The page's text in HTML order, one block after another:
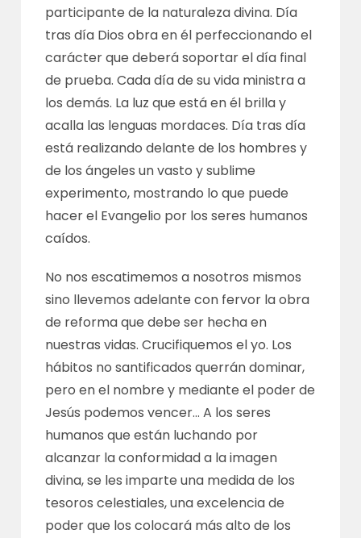
participante de la naturaleza divina. Día
tras día Dios obra en él perfeccionando el
carácter que deberá soportar el día final
de prueba. Cada día de su vida ministra a
los demás. La luz que está en él brilla y
acalla las lenguas mordaces. Día tras día
está realizando delante de los hombres y
de los ángeles un vasto y sublime
experimento, mostrando lo que puede
hacer el Evangelio por los seres humanos
caídos.
No nos escatimemos a nosotros mismos
sino llevemos adelante con fervor la obra
de reforma que debe ser hecha en
nuestras vidas. Crucifiquemos el yo. Los
hábitos no santificados querrán dominar,
pero en el nombre y mediante el poder de
Jesús podemos vencer… A los seres
humanos que están luchando por
alcanzar la conformidad a la imagen
divina, se les imparte una medida de los
tesoros celestiales, una excelencia de
poder que los colocará más alto de los